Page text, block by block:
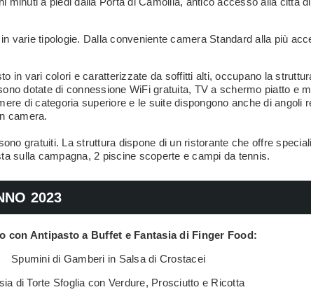
varie tipologie. Dalla conveniente camera Standard alla più
in vari colori e caratterizzate da soffitti alti, occupano la
dotate di connessione WiFi gratuita, TV a schermo piatto e
di categoria superiore e le suite dispongono anche di angoli
camera.
gratuiti. La struttura dispone di un ristorante che offre
sulla campagna, 2 piscine scoperte e campi da tennis.
2023
con Antipasto a Buffet e Fantasia di Finger Food:
Spumini di Gamberi in Salsa di Crostacei
di Torte Sfoglia con Verdure, Prosciutto e Ricotta